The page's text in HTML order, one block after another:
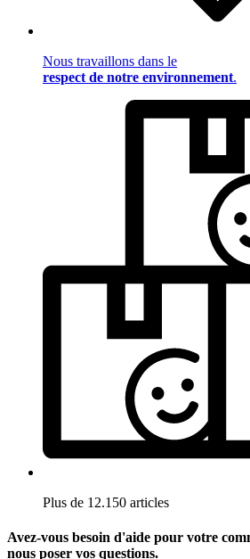
Nous travaillons dans le
respect de notre environnement.
Plus de 12.150 articles
Avez-vous besoin d'aide pour votre
nous poser vos questions.